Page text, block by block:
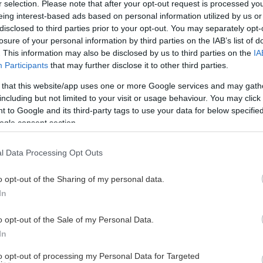
selection. Please note that after your opt-out request is processed
interest-based ads based on personal information utilized by us
to third parties prior to your opt-out. You may separately
of your personal information by third parties on the IAB’s list of
This information may also be disclosed by us to third parties on the
Participants that may further disclose it to other third parties.
that this website/app uses one or more Google services and may
but not limited to your visit or usage behaviour. You may
to Google and its third-party tags to use your data for below
consent section.
Data Processing Opt Outs
opt-out of the Sharing of my personal data.
opt-out of the Sale of my Personal Data.
opt-out of processing my Personal Data for Targeted
i SSL 2025/
i sin kommunikation. Föreningar kan enligt registreringar